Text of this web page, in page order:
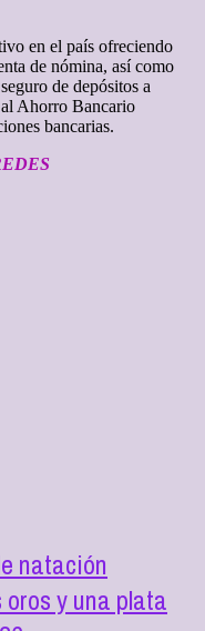
en el país ofreciendo
de nómina, así como
de depósitos a
Ahorro Bancario
bancarias.
natación
y una plata